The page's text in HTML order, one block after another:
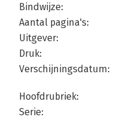
Bindwijze:
Aantal pagina's:
Uitgever:
Druk:
Verschijningsdatum:
Hoofdrubriek:
Serie: